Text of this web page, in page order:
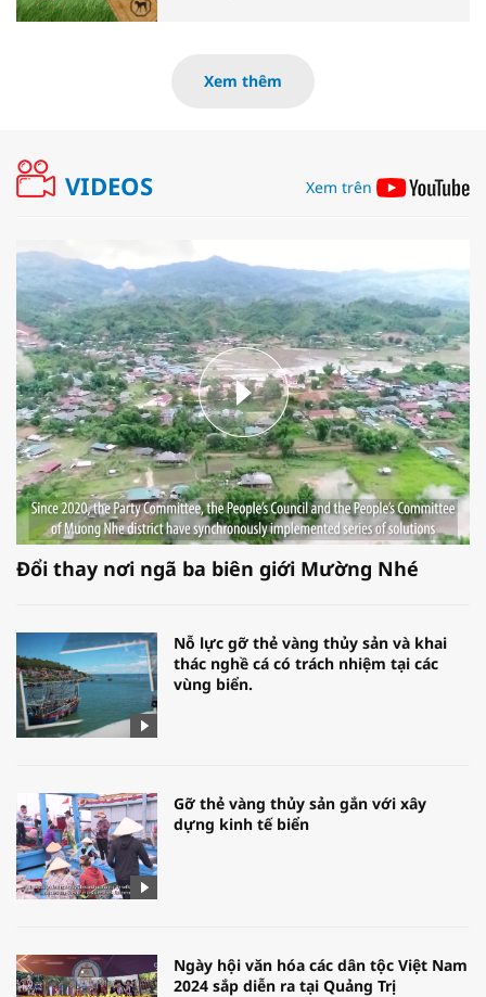
Xem thêm
VIDEOS Xem trên
Đổi thay nơi ngã ba biên giới Mường Nhé
Nỗ lực gỡ thẻ vàng thủy sản và khai
thác nghề cá có trách nhiệm tại các
vùng biển.
Gỡ thẻ vàng thủy sản gắn với xây
dựng kinh tế biển
Ngày hội văn hóa các dân tộc Việt Nam
2024 sắp diễn ra tại Quảng Trị